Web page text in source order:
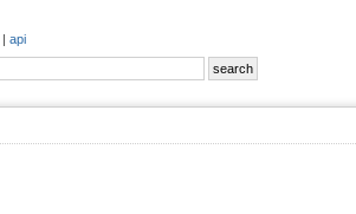
| api